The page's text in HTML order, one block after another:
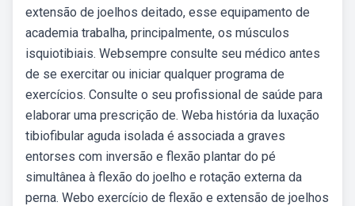
extensão de joelhos deitado, esse equipamento de
academia trabalha, principalmente, os músculos
isquiotibiais. Websempre consulte seu médico antes
de se exercitar ou iniciar qualquer programa de
exercícios. Consulte o seu profissional de saúde para
elaborar uma prescrição de. Weba história da luxação
tibiofibular aguda isolada é associada a graves
entorses com inversão e flexão plantar do pé
simultânea à flexão do joelho e rotação externa da
perna. Webo exercício de flexão e extensão de joelhos